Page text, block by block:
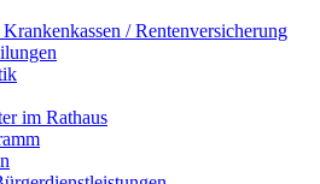
Krankenkassen / Rentenversicherung
im Rathaus